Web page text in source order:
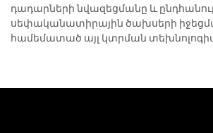
դադարների նվազեցմանը և
սեփականատիրային ծախսերի
համեմատած այլ կտրման